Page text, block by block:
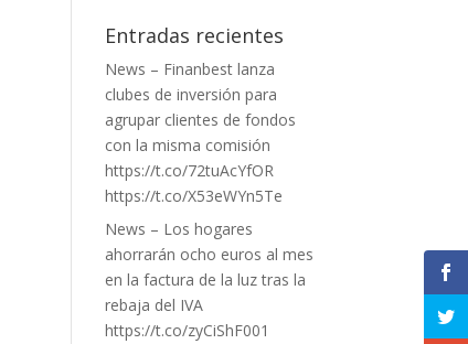
Entradas recientes
News – Finanbest lanza
clubes de inversión para
agrupar clientes de fondos
con la misma comisión
https://t.co/72tuAcYfOR
https://t.co/X53eWYn5Te
News – Los hogares
ahorrarán ocho euros al mes
en la factura de la luz tras la
rebaja del IVA
https://t.co/zyCiShF001